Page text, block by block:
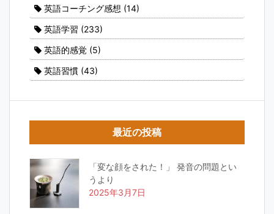
英語コーチング感想 (14)
英語学習 (233)
英語的感覚 (5)
英語習慣 (43)
最近の投稿
「変な顔をされた！」 発音の問題とい
うより
2025年3月7日